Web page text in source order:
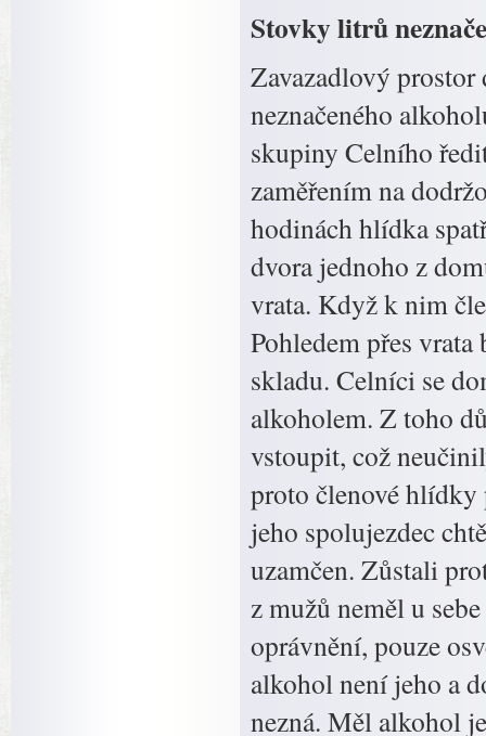
Stovky litrů
Zavazadlový
neznačeného
skupiny Celního
zaměřením na
hodinách hlídka
dvora jednoho z
vrata. Když k nim
Pohledem přes
skladu. Celníci se
alkoholem. Z toho
vstoupit, což
proto členové
jeho spolujezdec
uzamčen. Zůstali
z mužů neměl u
oprávnění, pouze
alkohol není jeho a
nezná. Měl alkohol